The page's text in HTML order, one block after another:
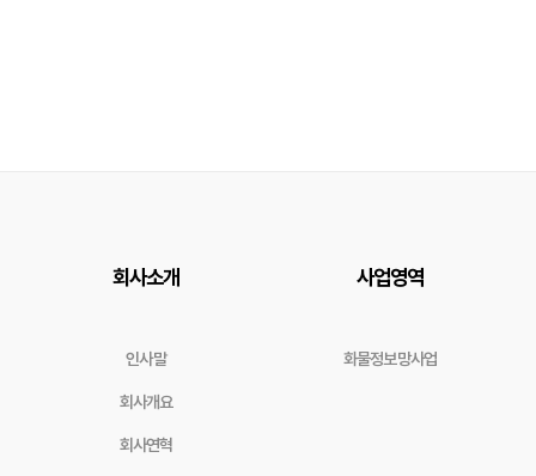
회사소개
인사말
회사개요
회사연혁
사업영역
화물정보망사업